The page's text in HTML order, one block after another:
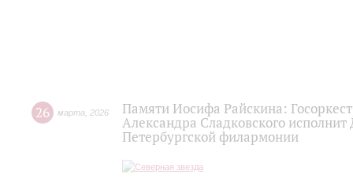
26 марта 2026
Памяти Иосифа Райскина:
Александра Сладковского
Петербургской филармонии